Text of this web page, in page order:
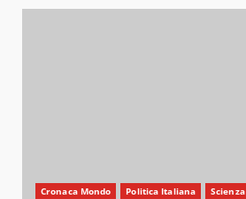
Cronaca Mondo Politica Italiana Scienza